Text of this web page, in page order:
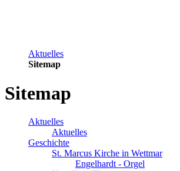
Aktuelles
Sitemap
Sitemap
Aktuelles
Aktuelles
Geschichte
St. Marcus Kirche in Wettmar
Engelhardt - Orgel